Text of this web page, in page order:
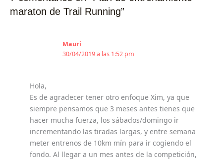
maraton de Trail Running”
Mauri
30/04/2019 a las 1:52 pm
Hola,
Es de agradecer tener otro enfoque Xim, ya que
siempre pensamos que 3 meses antes tienes que
hacer mucha fuerza, los sábados/domingo ir
incrementando las tiradas largas, y entre semana
meter entrenos de 10km mín para ir cogiendo el
fondo. Al llegar a un mes antes de la competición,